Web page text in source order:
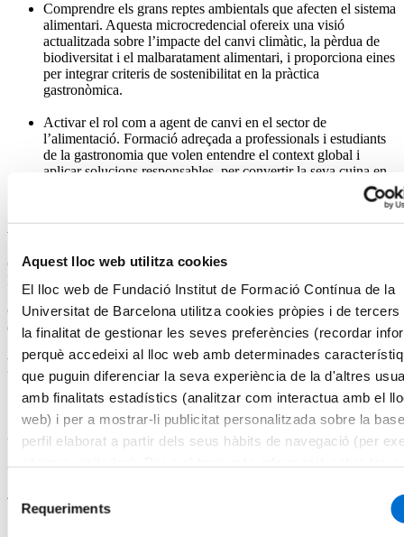
Aquest lloc web utilitza cookies
El lloc web de Fundació Institut de Formació Contínua de la
Universitat de Barcelona utilitza cookies pròpies i de tercers
la finalitat de gestionar les seves preferències (recordar
perquè accedeixi al lloc web amb determinades
que puguin diferenciar la seva experiència de la d'altres
amb finalitats estadístics (analitzar com interactua amb el
web) i per a mostrar-li publicitat personalitzada sobre la
perfil elaborat a partir dels seus hàbits de navegació (per
Requeriments
Comprendre els grans reptes ambientals que afecten el sistema
alimentari. Aquesta microcredencial ofereix una visió
actualitzada sobre l’impacte del canvi climàtic, la pèrdua de
biodiversitat i el malbaratament alimentari, i proporciona eines
per integrar criteris de sostenibilitat en la pràctica
gastronòmica.
Activar el rol com a agent de canvi en el sector de
l’alimentació. Formació adreçada a professionals i estudiants
de la gastronomia que volen entendre el context global i
aplicar solucions responsables, per convertir la seva cuina en
Acreditació acadèmica
Certificat de Microcredencial Universitària per la Universitat de
Barcelona.
Curs propi dissenyat segons les directrius de l’Espai Europeu
d’Educació Superior i equivalent a 3 crèdits ECTS.
Programa
1. ODS vinculats al futur de l’alimentació i la gastronomia
2. Dieta i gastronomia sostenible
3. La dieta planetària
4. Biodiversitat i gastronomia